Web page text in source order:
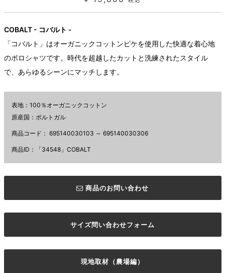
COBALT - コバルト -
「コバルト」はオーガニックコットンピケを使用した快適な着心地
のポロシャツです。時代を超越したカットと洗練されたスタイル
で、あらゆるシーンにマッチします。
表地：100％オーガニックコットン
原産国：ポルトガル
商品コード： 695140030103 ～ 695140030306
商品ID：「34548」COBALT
商品のお問い合わせ
サイズ問い合わせフォーム
現地取材（農場編）